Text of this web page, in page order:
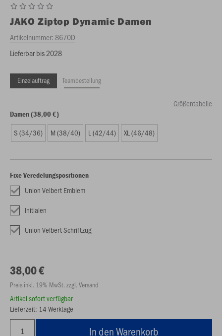
JAKO Ziptop Dynamic Damen
Artikelnummer:8670D
Lieferbar bis 2028
Einzelauftrag Teambestellung
Größentabelle
Damen (38,00 €)
S (34/36) M (38/40) L (42/44) XL (46/48)
Fixe Veredelungspositionen
Union Velbert Emblem
Initialen
Union Velbert Schriftzug
38,00 €
Preis inkl. 19% MwSt. zzgl. Versand
Artikel sofort verfügbar
Lieferzeit: 14 Werktage
In den Warenkorb